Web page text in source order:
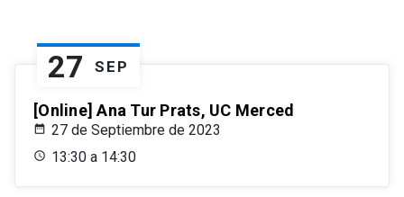
27 SEP
[Online] Ana Tur Prats, UC Merced
27 de Septiembre de 2023
13:30 a 14:30